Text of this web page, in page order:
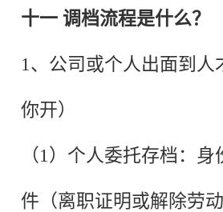
十一 调档流程是什么？
1、公司或个人出面到
你开）
（1）个人委托存档：
件（离职证明或解除劳